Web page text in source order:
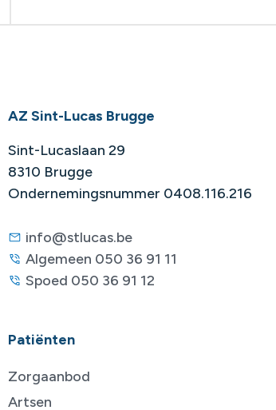
AZ Sint-Lucas Brugge
Sint-Lucaslaan 29
8310 Brugge
Ondernemingsnummer 0408.116.216
info@stlucas.be
Algemeen 050 36 91 11
Spoed 050 36 91 12
Patiënten
Zorgaanbod
Artsen